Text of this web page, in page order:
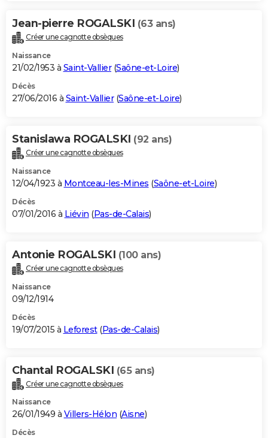
Jean-pierre ROGALSKI (63 ans)
Créer une cagnotte obsèques
Naissance
21/02/1953 à Saint-Vallier(Saône-et-Loire)
Décès
27/06/2016 à Saint-Vallier(Saône-et-Loire)
Stanislawa ROGALSKI (92 ans)
Créer une cagnotte obsèques
Naissance
12/04/1923 à Montceau-les-Mines (Saône-et-Loire)
Décès
07/01/2016 à Liévin (Pas-de-Calais)
Antonie ROGALSKI (100 ans)
Créer une cagnotte obsèques
Naissance
09/12/1914
Décès
19/07/2015 à Leforest(Pas-de-Calais)
Chantal ROGALSKI (65 ans)
Créer une cagnotte obsèques
Naissance
26/01/1949 à Villers-Hélon (Aisne)
Décès